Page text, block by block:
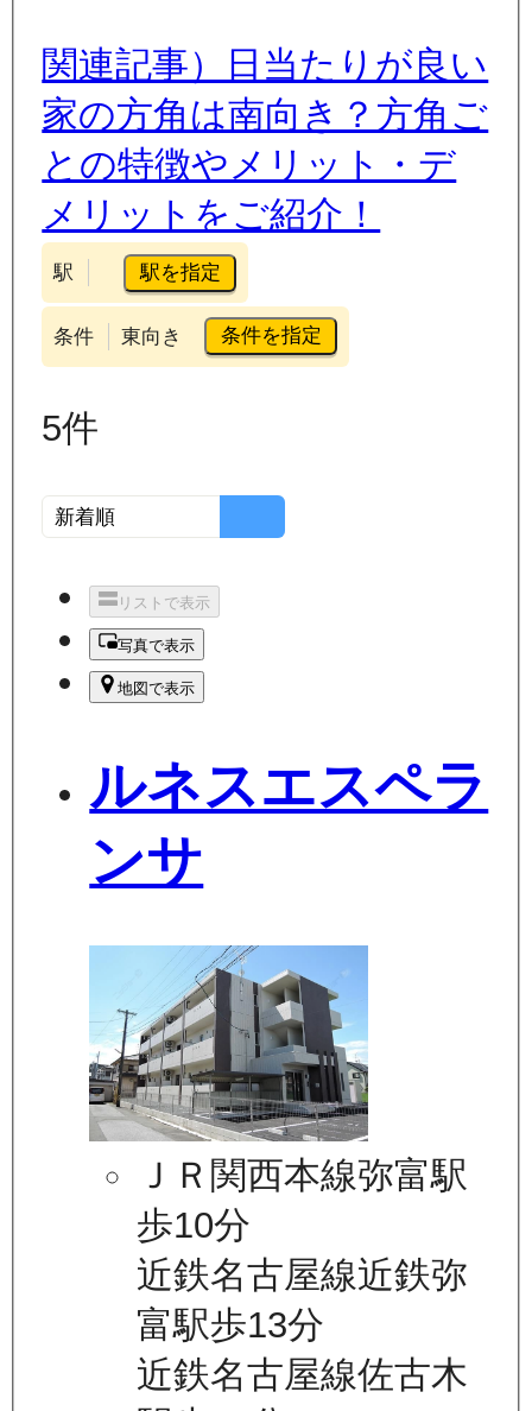
関連記事）日当たりが良い
家の方角は南向き？方角ご
との特徴やメリット・デ
メリットをご紹介！
駅 駅を指定
条件 東向き 条件を指定
5件
リストで表示
写真で表示
地図で表示
ルネスエスペラ
ンサ
ＪＲ関西本線弥富駅
歩10分
近鉄名古屋線近鉄弥
富駅歩13分
近鉄名古屋線佐古木